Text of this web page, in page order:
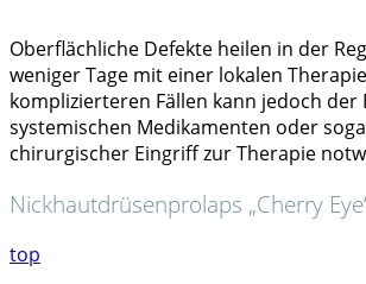
Oberflächliche Defekte heilen in der
weniger Tage mit einer lokalen
komplizierteren Fällen kann jedoch der
systemischen Medikamenten oder
chirurgischer Eingriff zur Therapie
Nickhautdrüsenprolaps „Cherry
top